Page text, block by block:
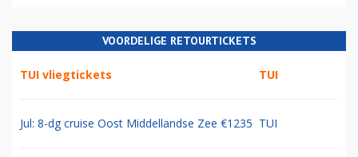
VOORDELIGE RETOURTICKETS
TUI vliegtickets TUI
Jul: 8-dg cruise Oost Middellandse Zee €1235 TUI